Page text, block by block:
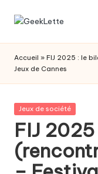
Skip
G
e
e
k
L
e
t
les
société
Accueil » FIJ 2025 : le
Jeux de Cannes
Posted
Jeux de société
FIJ